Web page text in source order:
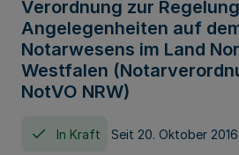
Verordnung zur
Angelegenheiten auf
Notarwesens im Land
Westfalen
NotVO NRW)
In Kraft Seit 20. Oktober 2016